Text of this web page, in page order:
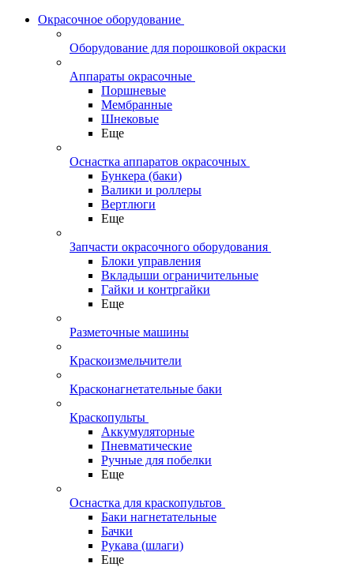
Окрасочное оборудование
Оборудование для порошковой окраски
Аппараты окрасочные
Поршневые
Мембранные
Шнековые
Еще
Оснастка аппаратов окрасочных
Бункера (баки)
Валики и роллеры
Вертлюги
Еще
Запчасти окрасочного оборудования
Блоки управления
Вкладыши ограничительные
Гайки и контргайки
Еще
Разметочные машины
Краскоизмельчители
Красконагнетательные баки
Краскопульты
Аккумуляторные
Пневматические
Ручные для побелки
Еще
Оснастка для краскопультов
Баки нагнетательные
Бачки
Рукава (шлаги)
Еще